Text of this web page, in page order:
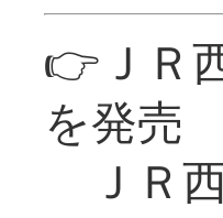
👉ＪＲ
を発売
ＪＲ